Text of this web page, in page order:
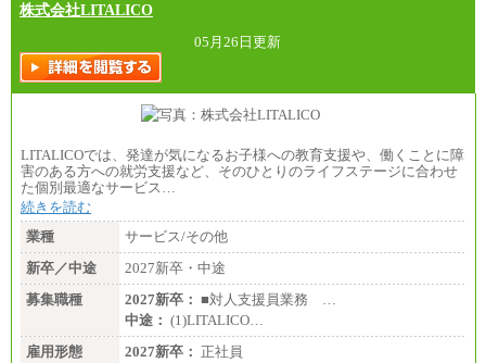
株式会社LITALICO
05月26日更新
LITALICOでは、発達が気になるお子様への教育支援や、働くことに障
害のある方への就労支援など、そのひとりのライフステージに合わせ
た個別最適なサービス…
続きを読む
業種
サービス/その他
新卒／中途
2027新卒・中途
募集職種
2027新卒： ■対人支援員業務 …
中途： (1)LITALICO…
雇用形態
2027新卒： 正社員